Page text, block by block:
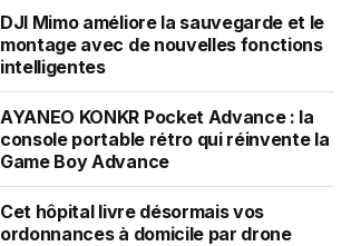
DJI Mimo améliore la sauvegarde et le
montage avec de nouvelles fonctions
intelligentes
AYANEO KONKR Pocket Advance : la
console portable rétro qui réinvente la
Game Boy Advance
Cet hôpital livre désormais vos
ordonnances à domicile par drone